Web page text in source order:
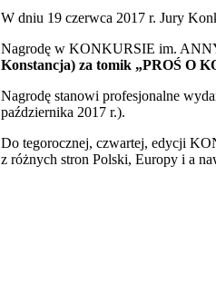
W dniu 19 czerwca 2017 r. Jury
Nagrodę w KONKURSIE im.
Konstancja) za tomik „PROŚ O
Nagrodę stanowi profesjonalne
października 2017 r.).
Do tegorocznej, czwartej, edycji
z różnych stron Polski, Europy i a